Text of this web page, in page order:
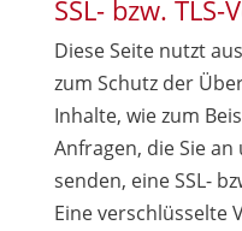
SSL- bzw.
Diese Seite nutzt
zum Schutz der
Inhalte, wie zum
Anfragen, die Sie
senden, eine SSL-
Eine verschlüsselte